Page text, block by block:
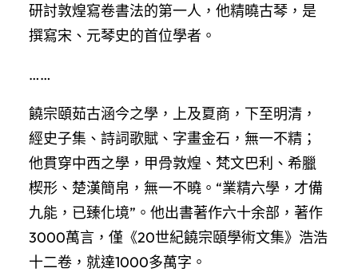
研討敦煌寫卷書法的第一人，他精曉古琴，是
撰寫宋、元琴史的首位學者。
……
饒宗頤茹古涵今之學，上及夏商，下至明清，
經史子集、詩詞歌賦、字畫金石，無一不精；
他貫穿中西之學，甲骨敦煌、梵文巴利、希臘
楔形、楚漢簡帛，無一不曉。“業精六學，才備
九能，已臻化境”。他出書著作六十余部，著作
3000萬言，僅《20世紀饒宗頤學術文集》浩浩
十二卷，就達1000多萬字。